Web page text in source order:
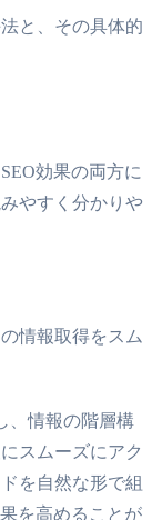
と、その具体的
効果の両方に
やすく分かりや
情報取得をスム
、情報の階層構
スムーズにアク
を自然な形で組
を高めることが